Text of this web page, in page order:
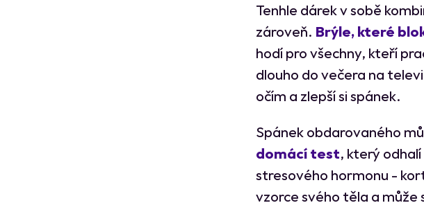
Tenhle dárek v sobě
zároveň. Brýle, které
hodí pro všechny, kteří
dlouho do večera na
očím a zlepší si spánek.
Spánek obdarovaného
domácí test, který
stresového hormonu -
vzorce svého těla a může